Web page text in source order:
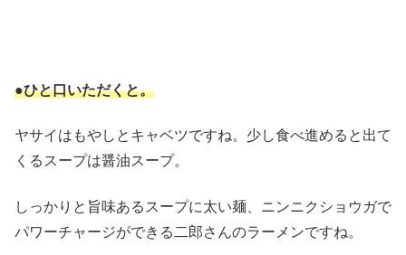
●ひと口いただくと。
ヤサイはもやしとキャベツですね。少し食べ進めると出て
くるスープは醤油スープ。
しっかりと旨味あるスープに太い麺、ニンニクショウガで
パワーチャージができる二郎さんのラーメンですね。